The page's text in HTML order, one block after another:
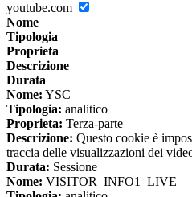
youtube.com
Nome
Tipologia
Proprieta
Descrizione
Durata
Nome: YSC
Tipologia: analitico
Proprieta: Terza-parte
Descrizione: Questo cookie è
traccia delle visualizzazioni dei
Durata: Sessione
Nome: VISITOR_INFO1_LIVE